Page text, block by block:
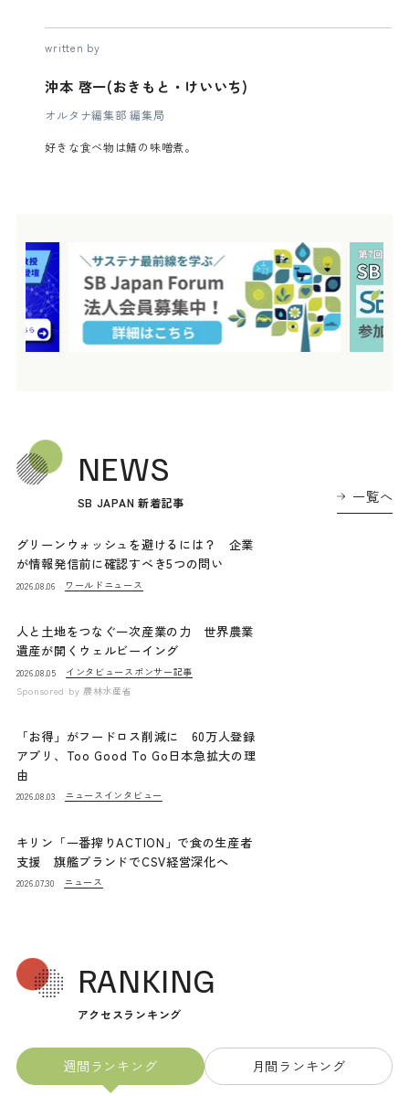
written by
沖本 啓一(おきもと・けいいち)
オルタナ編集部 編集局
好きな食べ物は鯖の味噌煮。
NEWS
SB JAPAN 新着記事 一覧へ
グリーンウォッシュを避けるには？ 企業
が情報発信前に確認すべき5つの問い
2026.08.06 ワールドニュース
人と土地をつなぐ一次産業の力 世界農業
遺産が開くウェルビーイング
2026.08.05 インタビュー スポンサー記事
Sponsored by 農林水産省
「お得」がフードロス削減に 60万人登録
アプリ、Too Good To Go日本急拡大の理
由
2026.08.03 ニュース インタビュー
キリン「一番搾りACTION」で食の生産者
支援 旗艦ブランドでCSV経営深化へ
2026.07.30 ニュース
RANKING
アクセスランキング
週間ランキング 月間ランキング